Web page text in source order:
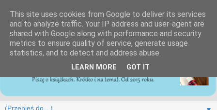
This site uses cookies from Google to deliver its services
and to analyze traffic. Your IP address and user-agent are
shared with Google along with performance and security
metrics to ensure quality of service, generate usage
statistics, and to detect and address abuse.
LEARN MORE GOT IT